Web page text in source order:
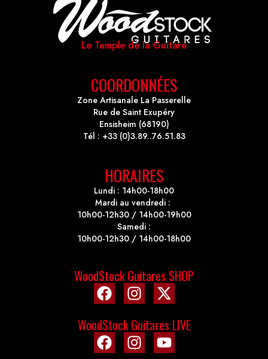
Le Temple de la Guitare
COORDONNÉES
Zone Artisanale La Passerelle
Rue de Saint Exupéry
Ensisheim (68190)
Tél : +33 (0)3.89..76.51.83
HORAIRES
Lundi : 14h00-18h00
Mardi au vendredi :
10h00-12h30 / 14h00-19h00
Samedi :
10h00-12h30 / 14h00-18h00
WoodStock Guitares SHOP
WoodStock Guitares LIVE